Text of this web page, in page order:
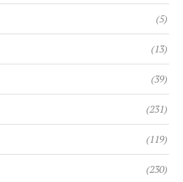
(5)
(13)
(39)
(231)
(119)
(230)